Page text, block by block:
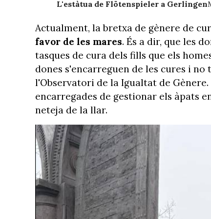
L'estàtua de Flötenspieler a Gerlingen
Actualment, la bretxa de gènere de
favor de les mares. És a dir, que les
tasques de cura dels fills que els
dones s'encarreguen de les cures i
l'Observatori de la Igualtat de Gènere.
encarregades de gestionar els àpats
neteja de la llar.